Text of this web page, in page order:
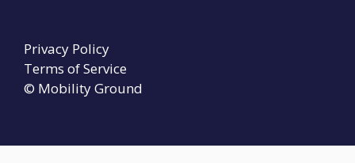
© Mobility Ground
Privacy Policy
Terms of Service